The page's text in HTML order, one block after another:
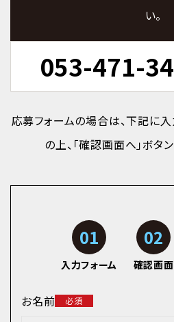
い。
053-471-
応募フォームの場合は、下記に
の上、「確認画面へ」ボタ
01
入力フォーム
02
確認画面
お名前